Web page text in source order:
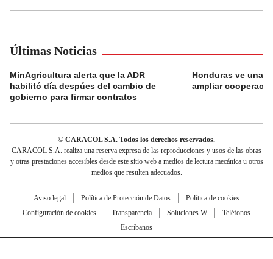
Últimas Noticias
MinAgricultura alerta que la ADR
habilitó día despúes del cambio de
gobierno para firmar contratos
Honduras ve una
ampliar
© CARACOL S.A. Todos los derechos reservados.
CARACOL S.A. realiza una reserva expresa de las reproducciones y usos de las obras
y otras prestaciones accesibles desde este sitio web a medios de lectura mecánica u otros
medios que resulten adecuados.
Aviso legal Política de Protección de Datos
Política de cookies
Configuración de cookies
Transparencia Soluciones W
Teléfonos
Escríbanos